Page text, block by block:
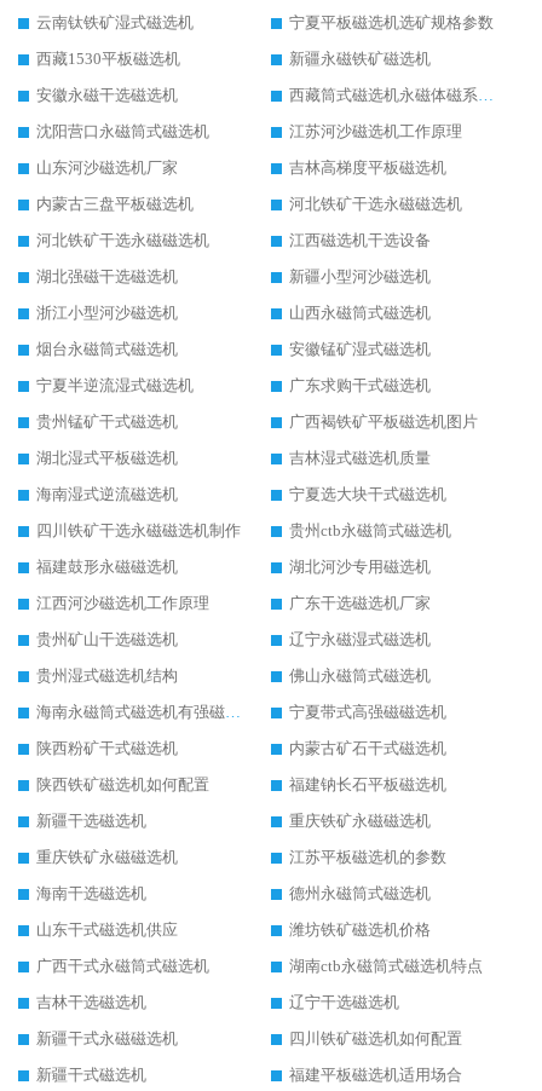
云南钛铁矿湿式磁选机
宁夏平板磁选机选矿规格参数
西藏1530平板磁选机
新疆永磁铁矿磁选机
安徽永磁干选磁选机
西藏筒式磁选机永磁体磁系设计
沈阳营口永磁筒式磁选机
江苏河沙磁选机工作原理
山东河沙磁选机厂家
吉林高梯度平板磁选机
内蒙古三盘平板磁选机
河北铁矿干选永磁磁选机
河北铁矿干选永磁磁选机
江西磁选机干选设备
湖北强磁干选磁选机
新疆小型河沙磁选机
浙江小型河沙磁选机
山西永磁筒式磁选机
烟台永磁筒式磁选机
安徽锰矿湿式磁选机
宁夏半逆流湿式磁选机
广东求购干式磁选机
贵州锰矿干式磁选机
广西褐铁矿平板磁选机图片
湖北湿式平板磁选机
吉林湿式磁选机质量
海南湿式逆流磁选机
宁夏选大块干式磁选机
四川铁矿干选永磁磁选机制作
贵州ctb永磁筒式磁选机
福建鼓形永磁磁选机
湖北河沙专用磁选机
江西河沙磁选机工作原理
广东干选磁选机厂家
贵州矿山干选磁选机
辽宁永磁湿式磁选机
贵州湿式磁选机结构
佛山永磁筒式磁选机
海南永磁筒式磁选机有强磁的吗
宁夏带式高强磁磁选机
陕西粉矿干式磁选机
内蒙古矿石干式磁选机
陕西铁矿磁选机如何配置
福建钠长石平板磁选机
新疆干选磁选机
重庆铁矿永磁磁选机
重庆铁矿永磁磁选机
江苏平板磁选机的参数
海南干选磁选机
德州永磁筒式磁选机
山东干式磁选机供应
潍坊铁矿磁选机价格
广西干式永磁筒式磁选机
湖南ctb永磁筒式磁选机特点
吉林干选磁选机
辽宁干选磁选机
新疆干式永磁磁选机
四川铁矿磁选机如何配置
新疆干式磁选机
福建平板磁选机适用场合